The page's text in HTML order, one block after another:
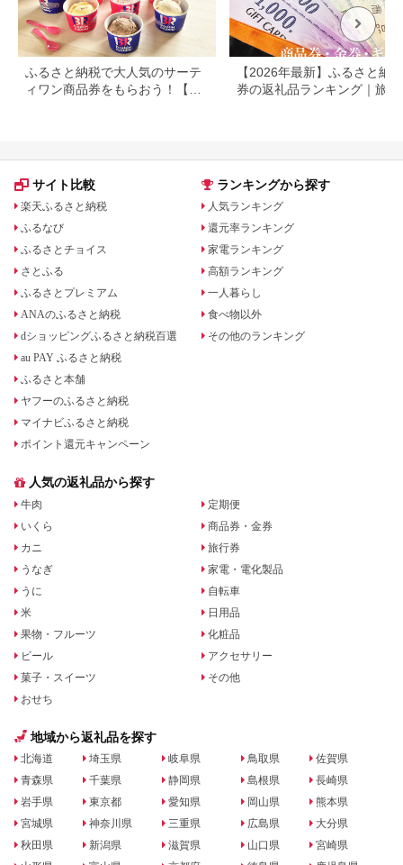
ふるさと納税で大人気のサーテ
ィワン商品券をもらおう！【静
【2026年最新】ふるさと納
券の返礼品ランキング｜旅行
サイト比較
楽天ふるさと納税
ふるなび
ふるさとチョイス
さとふる
ふるさとプレミアム
ANAのふるさと納税
dショッピングふるさと納税百選
au PAY ふるさと納税
ふるさと本舗
ヤフーのふるさと納税
マイナビふるさと納税
ポイント還元キャンペーン
ランキングから探す
人気ランキング
還元率ランキング
家電ランキング
高額ランキング
一人暮らし
食べ物以外
その他のランキング
人気の返礼品から探す
牛肉
いくら
カニ
うなぎ
うに
米
果物・フルーツ
ビール
菓子・スイーツ
おせち
定期便
商品券・金券
旅行券
家電・電化製品
自転車
日用品
化粧品
アクセサリー
その他
地域から返礼品を探す
北海道
青森県
岩手県
宮城県
秋田県
埼玉県
千葉県
東京都
神奈川県
新潟県
岐阜県
静岡県
愛知県
三重県
滋賀県
鳥取県
島根県
岡山県
広島県
山口県
佐賀県
長崎県
熊本県
大分県
宮崎県